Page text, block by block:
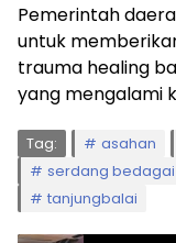
Pemerintah
untuk
trauma healing
yang mengalami
Tag: asahan
serdang bedagai
tanjungbalai